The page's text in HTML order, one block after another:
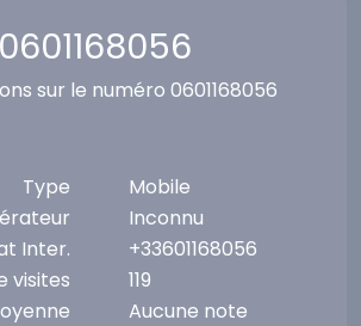
0601168056
sur le numéro 0601168056
Type
Mobile
Inconnu
Inter.
+33601168056
visites
119
Aucune note